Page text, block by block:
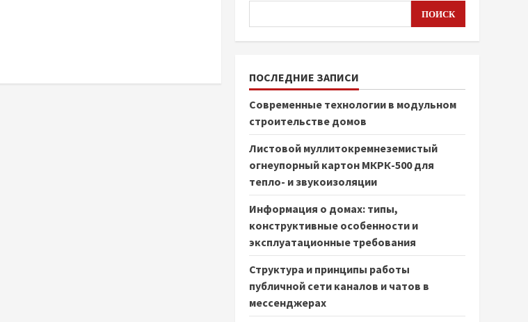
ПОИСК
ПОСЛЕДНИЕ ЗАПИСИ
Современные технологии в модульном
строительстве домов
Листовой муллитокремнеземистый
огнеупорный картон МКРК-500 для
тепло- и звукоизоляции
Информация о домах: типы,
конструктивные особенности и
эксплуатационные требования
Структура и принципы работы
публичной сети каналов и чатов в
мессенджерах